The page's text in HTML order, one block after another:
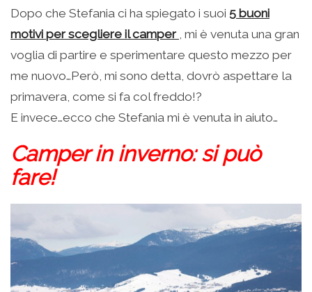
Dopo che Stefania ci ha spiegato i suoi 5 buoni
motivi per scegliere il camper , mi è venuta una gran
voglia di partire e sperimentare questo mezzo per
me nuovo…Però, mi sono detta, dovrò aspettare la
primavera, come si fa col freddo!?
E invece…ecco che Stefania mi è venuta in aiuto…
Camper in inverno: si può
fare!